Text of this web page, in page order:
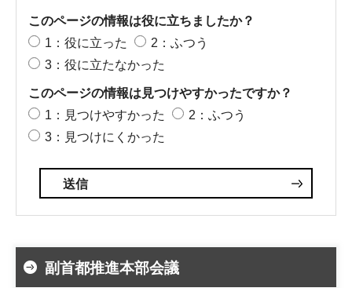
このページの情報は役に立ちましたか？
1：役に立った
2：ふつう
3：役に立たなかった
このページの情報は見つけやすかったですか？
1：見つけやすかった
2：ふつう
3：見つけにくかった
副首都推進本部会議